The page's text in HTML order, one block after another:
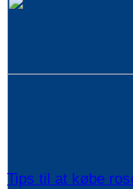
Tips til at købe